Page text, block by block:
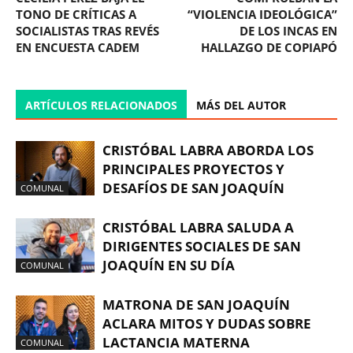
TONO DE CRÍTICAS A
SOCIALISTAS TRAS REVÉS
EN ENCUESTA CADEM
“VIOLENCIA IDEOLÓGICA”
DE LOS INCAS EN
HALLAZGO DE COPIAPÓ
ARTÍCULOS RELACIONADOS MÁS DEL AUTOR
COMUNAL
CRISTÓBAL LABRA ABORDA LOS
PRINCIPALES PROYECTOS Y
DESAFÍOS DE SAN JOAQUÍN
COMUNAL
CRISTÓBAL LABRA SALUDA A
DIRIGENTES SOCIALES DE SAN
JOAQUÍN EN SU DÍA
COMUNAL
MATRONA DE SAN JOAQUÍN
ACLARA MITOS Y DUDAS SOBRE
LACTANCIA MATERNA